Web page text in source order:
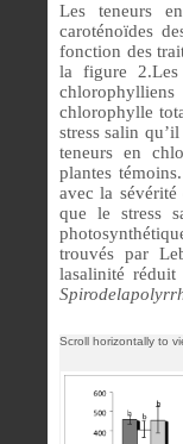
Les teneurs
caroténoïdes
fonction des
la figure 2.Les
chlorophylle
stress salin
teneurs en
plantes
avec la sévérité
que le stress
trouvés par
lasalinité